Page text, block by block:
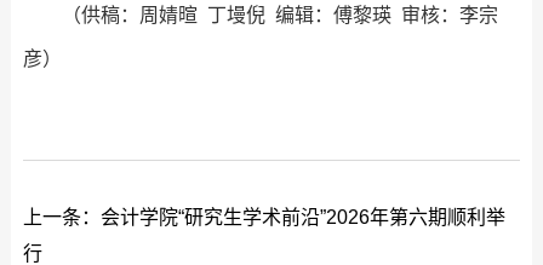
（供稿：周婧暄 丁墁倪 编辑：傅黎瑛 审核：李宗
彦）
上一条： 会计学院“研究生学术前沿”2026年第六期顺利举
行